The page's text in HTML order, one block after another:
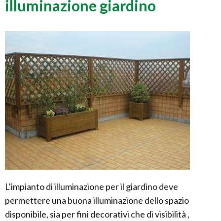
illuminazione giardino
L’impianto di illuminazione per il giardino deve
permettere una buona illuminazione dello spazio
disponibile, sia per fini decorativi che di visibilità ,